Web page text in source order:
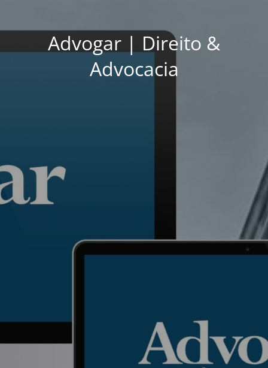
Advogar | Direito &
Advocacia